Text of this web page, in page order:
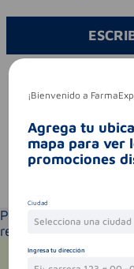
Por favor, inicie
Sin comentarios.
Por favor
recomendados
¡Bienvenido a
Agrega tu
mapa para ver
promociones
Ciudad
Selecciona una ciudad
Ingresa tu dirección